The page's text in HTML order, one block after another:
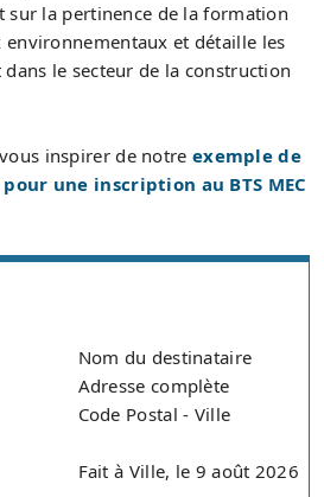
sur la pertinence de la formation
et détaille les
le secteur de la construction
inspirer de notre exemple de
une inscription au BTS MEC
Nom du destinataire
Adresse complète
Code Postal - Ville
Fait à Ville, le 9 août 2026